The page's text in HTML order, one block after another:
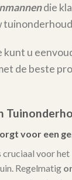
die
kunt u
de beste
voor een
cruciaal voor het
Regelmatig